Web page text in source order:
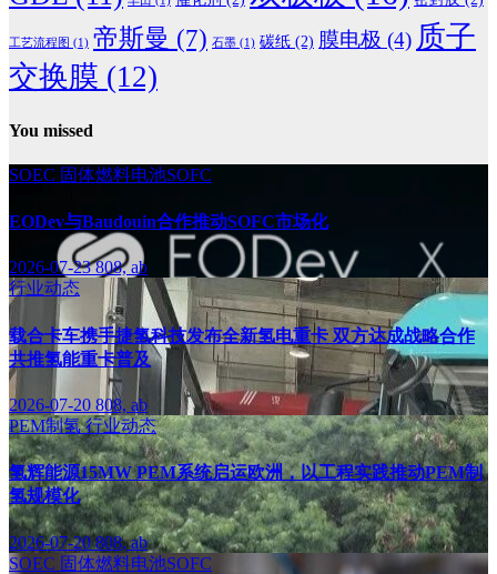
工艺流程图 (1) 帝斯曼 (7) 石墨 (1) 碳纸 (2) 膜电极 (4) 质子
交换膜 (12)
You missed
SOEC 固体燃料电池SOFC
EODev与Baudouin合作推动SOFC市场化
2026-07-23808, ab
行业动态
载合卡车携手捷氢科技发布全新氢电重卡 双方达成战略合作
共推氢能重卡普及
2026-07-20 808, ab
PEM制氢行业动态
氢辉能源15MW PEM系统启运欧洲，以工程实践推动PEM制
氢规模化
2026-07-20808, ab
SOEC 固体燃料电池SOFC